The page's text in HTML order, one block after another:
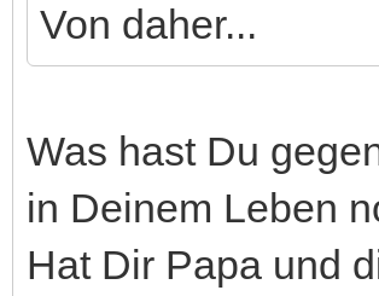
Von daher...
Was hast Du
in Deinem Leben
Hat Dir Papa und